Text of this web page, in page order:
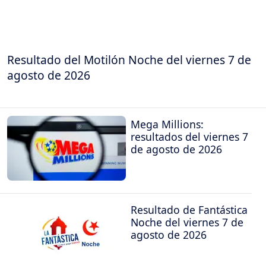
Resultado del Motilón Noche del viernes 7 de
agosto de 2026
Mega Millions:
resultados del viernes 7
de agosto de 2026
Resultado de Fantástica
Noche del viernes 7 de
agosto de 2026